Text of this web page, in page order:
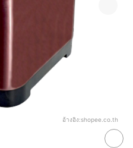
อ้างอิง:shopee.co.th